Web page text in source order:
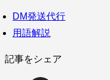
DM発送代行
用語解説
記事をシェア